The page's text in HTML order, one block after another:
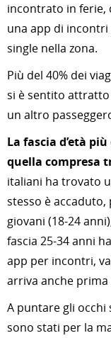
incontrato in ferie,
una app di
single nella zona.
Più del 40% dei
si è sentito attratto
un altro
La fascia d’età
quella compresa
italiani ha trovato
stesso è accaduto,
giovani (18-24
fascia 25-34 anni
app per incontri,
arriva anche prima
A puntare gli occhi
sono stati per la